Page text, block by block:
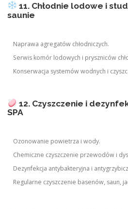
11. Chłodnie lodowe i
saunie
Naprawa agregatów chłodniczych.
Serwis komór lodowych i pryszniców
Konserwacja systemów wodnych i
12. Czyszczenie i
SPA
Ozonowanie powietrza i wody.
Chemiczne czyszczenie przewodów i
Dezynfekcja antybakteryjna i
Regularne czyszczenie basenów, saun,